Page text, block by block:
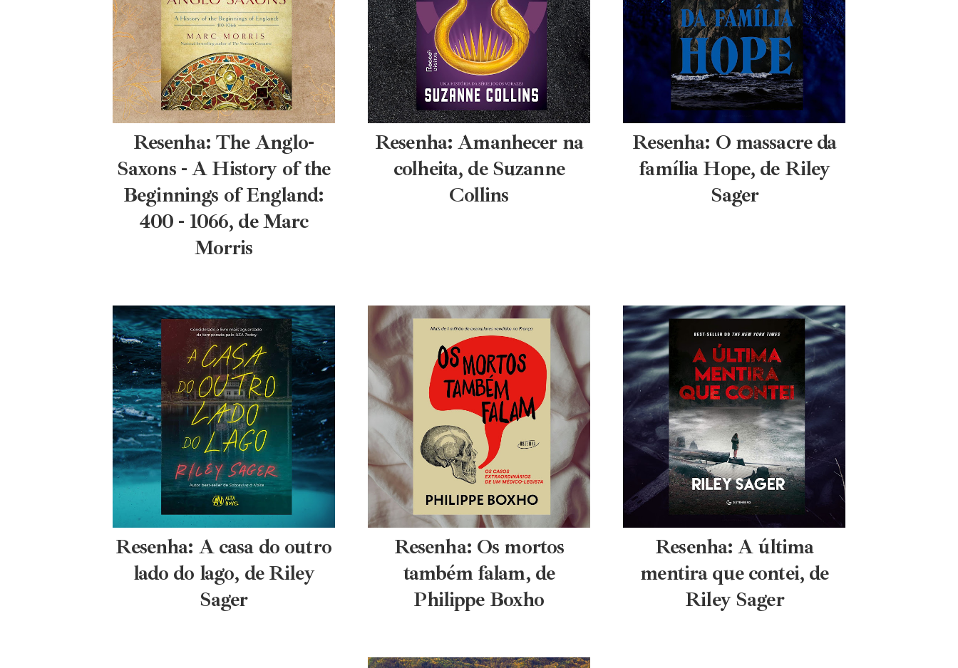
Resenha: The Anglo-
Saxons - A History of the
Beginnings of England:
400 - 1066, de Marc
Morris
Resenha: Amanhecer na
colheita, de Suzanne
Collins
Resenha: O massacre da
família Hope, de Riley
Sager
Resenha: A casa do outro
lado do lago, de Riley
Sager
Resenha: Os mortos
também falam, de
Philippe Boxho
Resenha: A última
mentira que contei, de
Riley Sager